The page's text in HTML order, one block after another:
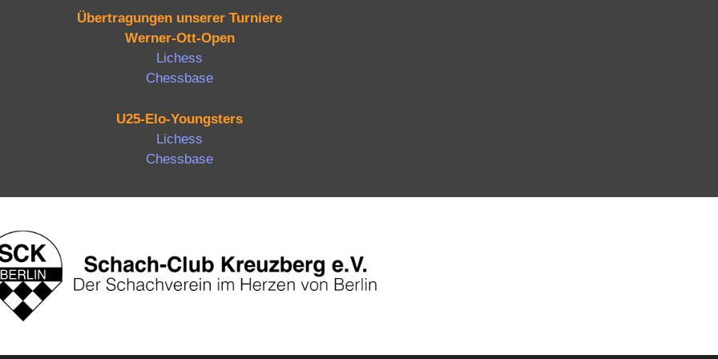
Übertragungen unserer Turniere
Werner-Ott-Open
Lichess
Chessbase
U25-Elo-Youngsters
Lichess
Chessbase